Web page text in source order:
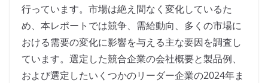
行っています。市場は絶え間なく変化しているた
め、本レポートでは競争、需給動向、多くの市場に
おける需要の変化に影響を与える主な要因を調査し
ています。選定した競合企業の会社概要と製品例、
および選定したいくつかのリーダー企業の2024年ま